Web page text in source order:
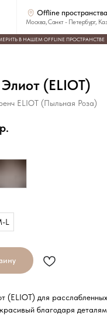
- Петербург, Казань
пространства
ПРОСТРАНСТВЕ
(ELIOT)
ELIOT (Пыльная Роза)
р.
L
(ELIOT) для
благодаря деталям